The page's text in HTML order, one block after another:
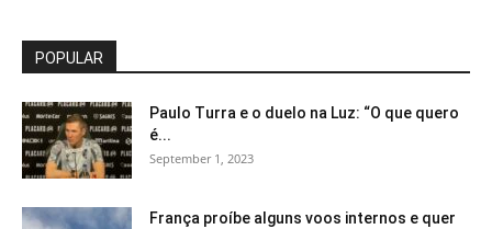
POPULAR
Paulo Turra e o duelo na Luz: “O que quero
é...
September 1, 2023
França proíbe alguns voos internos e quer